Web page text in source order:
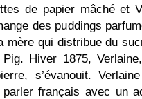
de papier mâché et
des puddings
mère qui distribue du
Hiver 1875,
s’évanouit.
français avec un